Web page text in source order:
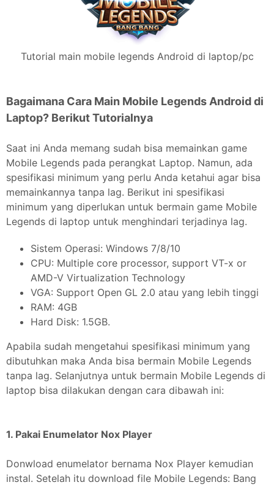
Tutorial main mobile legends Android di laptop/pc
Bagaimana Cara Main Mobile Legends Android di
Laptop? Berikut Tutorialnya
Saat ini Anda memang sudah bisa memainkan game
Mobile Legends pada perangkat Laptop. Namun, ada
spesifikasi minimum yang perlu Anda ketahui agar bisa
memainkannya tanpa lag. Berikut ini spesifikasi
minimum yang diperlukan untuk bermain game Mobile
Legends di laptop untuk menghindari terjadinya lag.
Sistem Operasi: Windows 7/8/10
CPU: Multiple core processor, support VT-x or
AMD-V Virtualization Technology
VGA: Support Open GL 2.0 atau yang lebih tinggi
RAM: 4GB
Hard Disk: 1.5GB.
Apabila sudah mengetahui spesifikasi minimum yang
dibutuhkan maka Anda bisa bermain Mobile Legends
tanpa lag. Selanjutnya untuk bermain Mobile Legends di
laptop bisa dilakukan dengan cara dibawah ini:
1. Pakai Enumelator Nox Player
Donwload enumelator bernama Nox Player kemudian
instal. Setelah itu download file Mobile Legends: Bang